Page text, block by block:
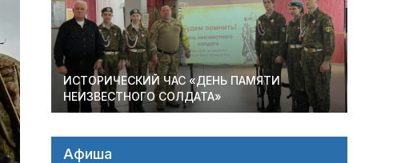
ИСТОРИЧЕСКИЙ ЧАС «ДЕНЬ ПАМЯТИ
НЕИЗВЕСТНОГО СОЛДАТА»
Афиша